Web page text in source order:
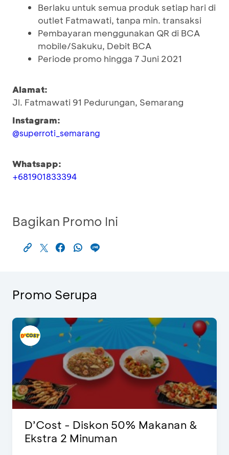
Berlaku untuk semua produk setiap hari di
outlet Fatmawati, tanpa min. transaksi
Pembayaran menggunakan QR di BCA
mobile/Sakuku, Debit BCA
Periode promo hingga 7 Juni 2021
Alamat:
Jl. Fatmawati 91 Pedurungan, Semarang
Instagram:
@superroti_semarang
Whatsapp:
+681901833394
Bagikan Promo Ini
Promo Serupa
D’Cost - Diskon 50% Makanan &
Ekstra 2 Minuman